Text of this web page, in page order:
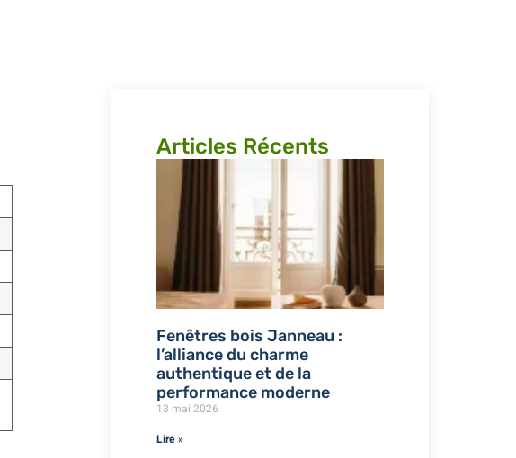
Articles Récents
Fenêtres bois Janneau :
l’alliance du charme
authentique et de la
performance moderne
13 mai 2026
Lire »